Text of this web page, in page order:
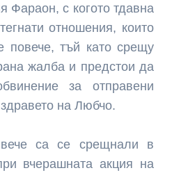
Фараон, с когото тдавна
отношения, които
тъй като срещу
жалба и предстои да
за отправени
на Любчо.
са се срещнали в
вчерашната акция на